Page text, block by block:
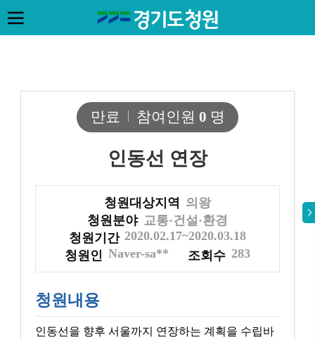
만료 참여인원 0 명
인동선 연장
청원대상지역 의왕
청원분야 교통·건설·환경
청원기간 2020.02.17~2020.03.18
청원인 Naver-sa** 조회수 283
청원내용
인동선을 향후 서울까지 연장하는 계획을 수립바